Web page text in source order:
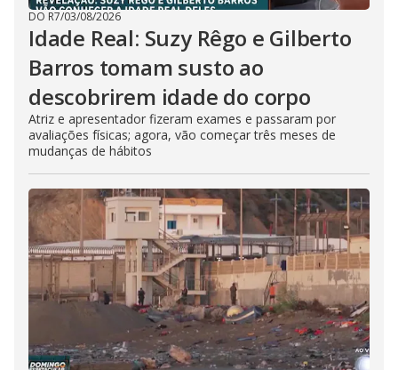
DO R7/03/08/2026
Idade Real: Suzy Rêgo e Gilberto
Barros tomam susto ao
descobrirem idade do corpo
Atriz e apresentador fizeram exames e passaram por
avaliações físicas; agora, vão começar três meses de
mudanças de hábitos